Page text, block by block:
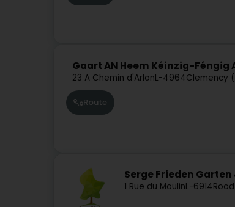
Gaart AN Heem Kéinzig-Féngig
23 A Chemin d'ArlonL-4964Clemency
Route
Serge Frieden
1 Rue du MoulinL-6914